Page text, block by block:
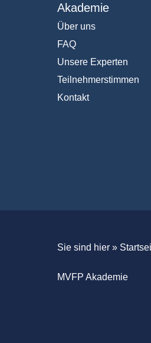
Akademie
Über uns
FAQ
Unsere Experten
Teilnehmerstimmen
Kontakt
Sie sind hier »
MVFP Akademie